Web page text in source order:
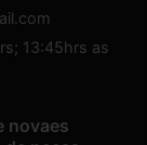
13:45hrs as
novaes